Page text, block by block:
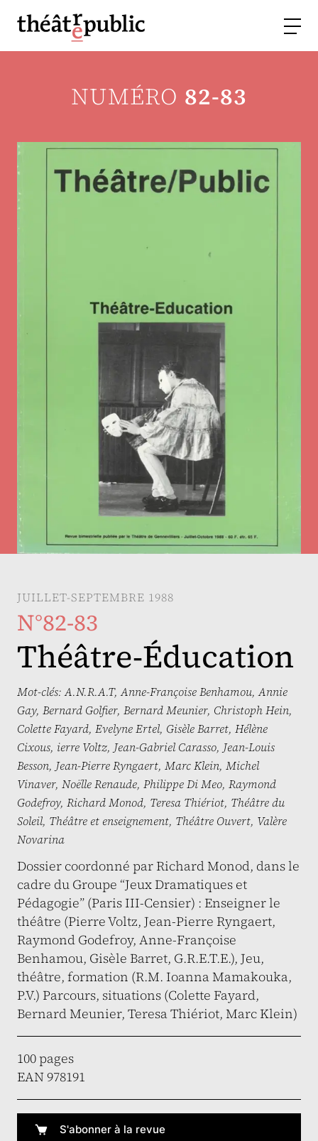
NUMÉRO 82-83
JUILLET-SEPTEMBRE 1988
N°82-83
Théâtre-Éducation
Mot-clés:A.N.R.A.T,Anne-Françoise Benhamou,Annie
Gay, Bernard Golfier, Bernard Meunier, Christoph Hein,
Colette Fayard, Evelyne Ertel, Gisèle Barret, Hélène
Cixous, ierre Voltz, Jean-Gabriel Carasso, Jean-Louis
Besson, Jean-Pierre Ryngaert, Marc Klein, Michel
Vinaver, Noëlle Renaude, Philippe Di Meo, Raymond
Godefroy, Richard Monod, Teresa Thiériot, Théâtre du
Soleil, Théâtre et enseignement, Théâtre Ouvert, Valère
Novarina
Dossier coordonné par Richard Monod, dans le
cadre du Groupe “Jeux Dramatiques et
Pédagogie” (Paris III-Censier) : Enseigner le
théâtre (Pierre Voltz, Jean-Pierre Ryngaert,
Raymond Godefroy, Anne-Françoise
Benhamou, Gisèle Barret, G.R.E.T.E.), Jeu,
théâtre, formation (R.M. Ioanna Mamakouka,
P.V.) Parcours, situations (Colette Fayard,
Bernard Meunier, Teresa Thiériot, Marc Klein)
100 pages
EAN 978191
S'abonner à la revue